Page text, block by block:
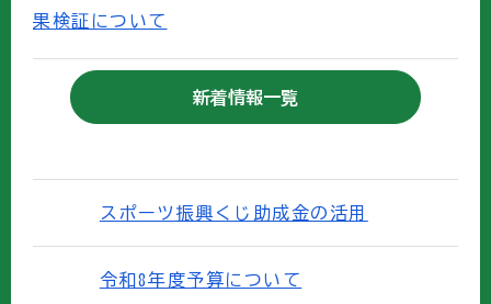
果検証について
新着情報一覧
スポーツ振興くじ助成金の活用
令和8年度予算について